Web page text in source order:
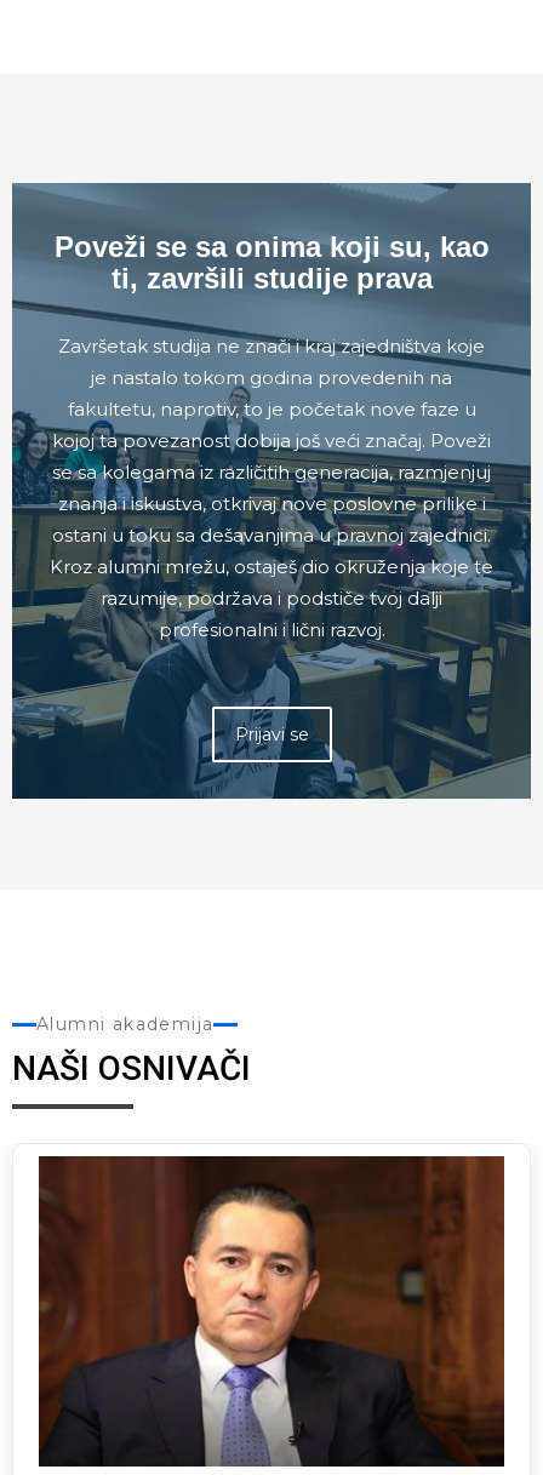
Poveži se sa onima koji su, kao
ti, završili studije prava
Završetak studija ne znači i kraj zajedništva koje
je nastalo tokom godina provedenih na
fakultetu, naprotiv, to je početak nove faze u
kojoj ta povezanost dobija još veći značaj. Poveži
se sa kolegama iz različitih generacija, razmjenjuj
znanja i iskustva, otkrivaj nove poslovne prilike i
ostani u toku sa dešavanjima u pravnoj zajednici.
Kroz alumni mrežu, ostaješ dio okruženja koje te
razumije, podržava i podstiče tvoj dalji
profesionalni i lični razvoj.
Prijavi se
Alumni akademija
NAŠI OSNIVAČI